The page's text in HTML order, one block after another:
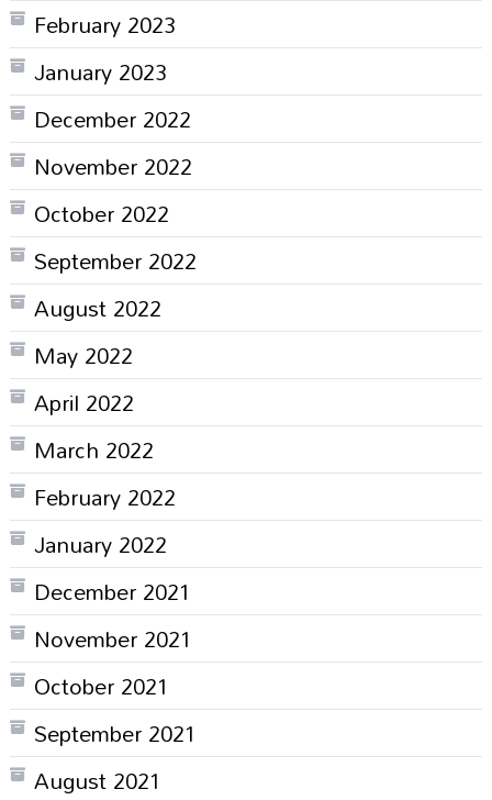
February 2023
January 2023
December 2022
November 2022
October 2022
September 2022
August 2022
May 2022
April 2022
March 2022
February 2022
January 2022
December 2021
November 2021
October 2021
September 2021
August 2021